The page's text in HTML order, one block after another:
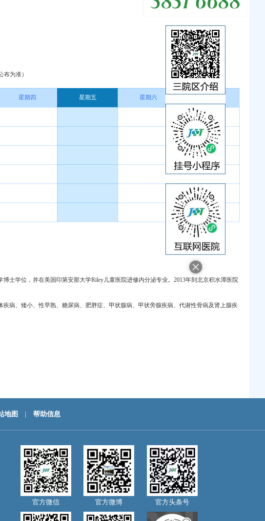
为准）
星期四 星期五 星期六
士学位，并在美国印第安那大学Riley儿童医院进修内分泌专业。2013年到北京积水潭医院
病、矮小、性早熟、糖尿病、肥胖症、甲状腺病、甲状旁腺疾病、代谢性骨病及肾上腺疾
地图 帮助信息
官方微信
官方微博 官方头条号